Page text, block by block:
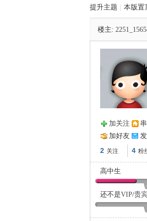
提升主题 本版置
楼主:
加关注
加好友
2 关注 4 粉
高中生
还不是VIP/贵